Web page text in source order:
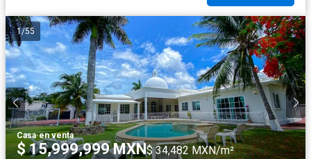
1/55
Casa·en venta
$ 15,999,999 MXN$ 34,482 MXN/m²